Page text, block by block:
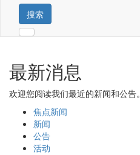
搜索
最新消息
欢迎您阅读我们最近的新闻和公告。
焦点新闻
新闻
公告
活动